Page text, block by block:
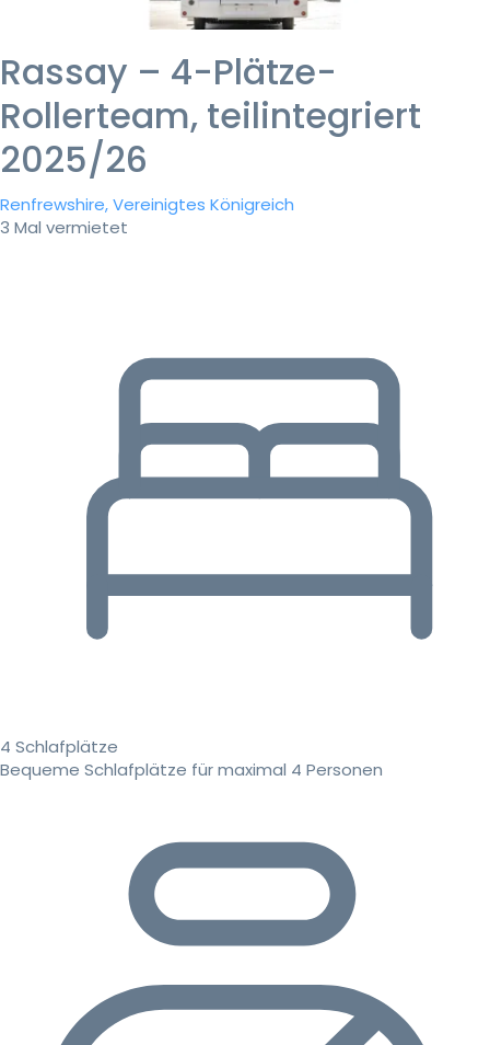
Rassay – 4-Plätze-
Rollerteam, teilintegriert
2025/26
Renfrewshire, Vereinigtes Königreich
3 Mal vermietet
4 Schlafplätze
Bequeme Schlafplätze für maximal 4 Personen